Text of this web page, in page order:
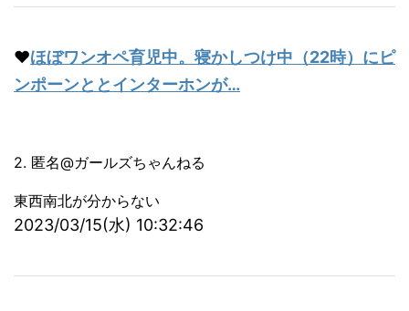
♥ほぼワンオペ育児中。寝かしつけ中（22時）にピ
ンポーンととインターホンが…
2. 匿名@ガールズちゃんねる
東西南北が分からない
2023/03/15(水) 10:32:46